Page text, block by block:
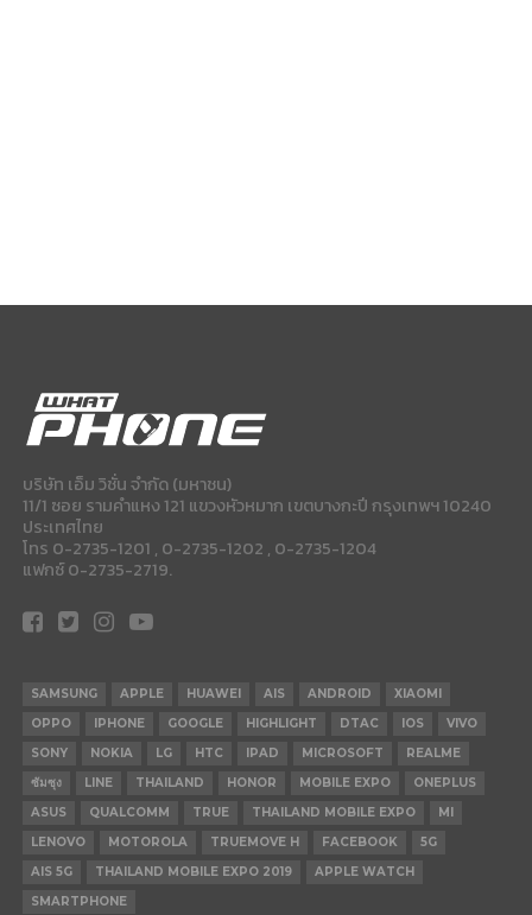
บริษัท เอ็ม วิชั่น จำกัด (มหาชน)
11/1 ซอย รามคำแหง 121 แขวงหัวหมาก เขตบางกะปี กรุงเทพฯ 10240
ประเทศไทย
โทร 0-2735-1201 , 0-2735-1202 , 0-2735-1204
แฟกซ์ 0-2735-2719.
SAMSUNG APPLE HUAWEI AIS ANDROID
XIAOMI
OPPO
IPHONE GOOGLE HIGHLIGHT DTAC IOS
VIVO
SONY
NOKIA LG HTC IPAD MICROSOFT
REALME
ซัมซุง
LINE THAILAND HONOR MOBILE EXPO
ONEPLUS
ASUS
QUALCOMM TRUE THAILAND MOBILE EXPO
MI
LENOVO
MOTOROLA TRUEMOVE H FACEBOOK
5G
AIS 5G
THAILAND MOBILE EXPO 2019
APPLE WATCH
SMARTPHONE